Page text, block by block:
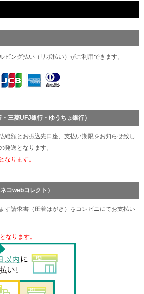
ビング払い（リボ払い）がご利用できます。
三菱UFJ銀行・ゆうちょ銀行）
総額とお振込先口座、支払い期限をお知らせ致し
発送となります。
なります。
コwebコレクト）
す請求書（圧着はがき）をコンビニにてお支払い
なります。